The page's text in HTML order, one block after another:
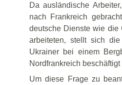
Da ausländische
nach Frankreich
deutsche Dienste wie die
arbeiteten, stellt sich
Ukrainer bei einem
Nordfrankreich beschäftigt
Um diese Frage zu